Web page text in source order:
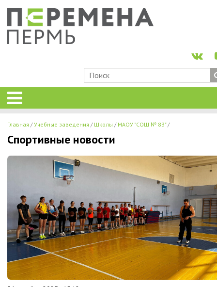
Главная Учебные заведения Школы МАОУ "СОШ № 83"
Спортивные новости